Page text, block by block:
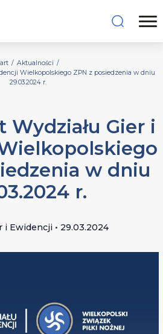
/ Aktualności /
Wielkopolskiego ZPN z posiedzenia w dniu
29.03.2024 r.
Wydziału Gier i
w dniu
r.
i Ewidencji • 29.03.2024